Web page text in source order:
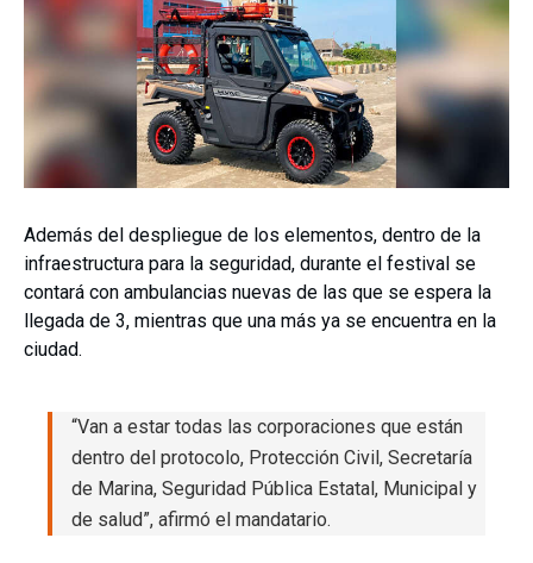
Además del despliegue de los elementos, dentro de la
infraestructura para la seguridad, durante el festival se
contará con ambulancias nuevas de las que se espera la
llegada de 3, mientras que una más ya se encuentra en la
ciudad.
“Van a estar todas las corporaciones que están
dentro del protocolo, Protección Civil, Secretaría
de Marina, Seguridad Pública Estatal, Municipal y
de salud”, afirmó el mandatario.